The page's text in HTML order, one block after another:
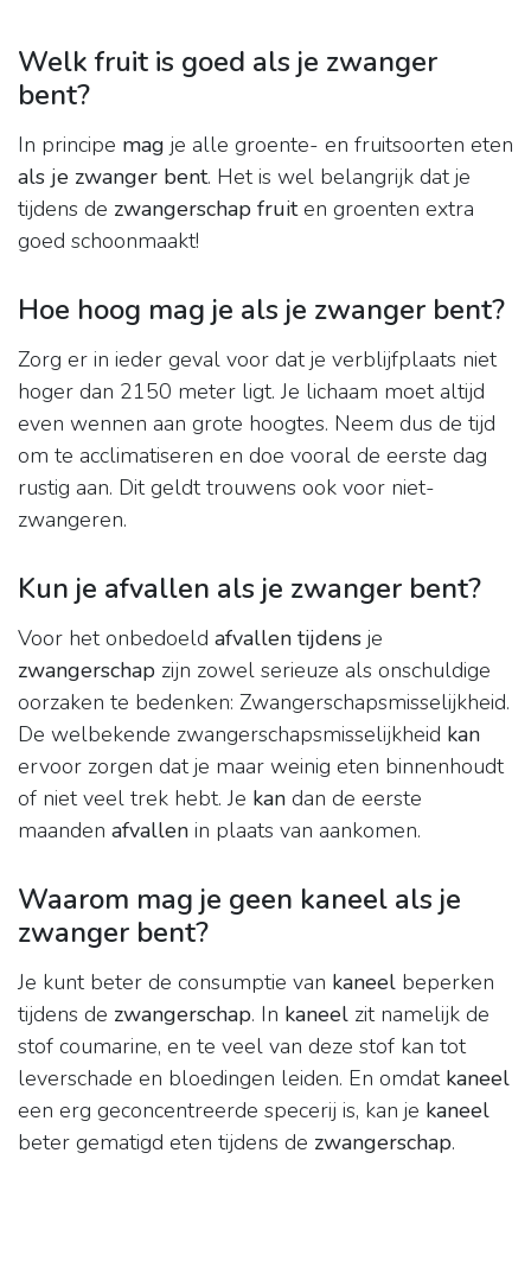
Welk fruit is goed als je zwanger
bent?
In principe mag je alle groente- en fruitsoorten eten
als je zwanger bent. Het is wel belangrijk dat je
tijdens de zwangerschap fruiten groenten extra
goed schoonmaakt!
Hoe hoog mag je als je zwanger bent?
Zorg er in ieder geval voor dat je verblijfplaats niet
hoger dan 2150 meter ligt. Je lichaam moet altijd
even wennen aan grote hoogtes. Neem dus de tijd
om te acclimatiseren en doe vooral de eerste dag
rustig aan. Dit geldt trouwens ook voor niet-
zwangeren.
Kun je afvallen als je zwanger bent?
Voor het onbedoeld afvallen tijdens je
zwangerschap zijn zowel serieuze als onschuldige
oorzaken te bedenken: Zwangerschapsmisselijkheid.
De welbekende zwangerschapsmisselijkheid kan
ervoor zorgen dat je maar weinig eten binnenhoudt
of niet veel trek hebt. Je kan dan de eerste
maanden afvallen in plaats van aankomen.
Waarom mag je geen kaneel als je
zwanger bent?
Je kunt beter de consumptie van kaneel beperken
tijdens de zwangerschap. In kaneel zit namelijk de
stof coumarine, en te veel van deze stof kan tot
leverschade en bloedingen leiden. En omdat kaneel
een erg geconcentreerde specerij is, kan je kaneel
beter gematigd eten tijdens de zwangerschap.